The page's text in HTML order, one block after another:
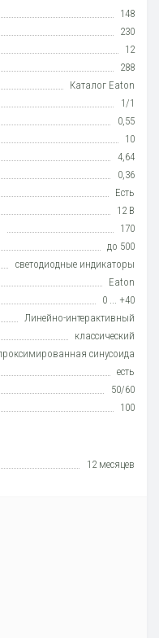
148
230
12
288
Каталог Eaton
1/1
0,55
10
4,64
0,36
Есть
12 В
170
до 500
светодиодные индикаторы
Eaton
0 ... +40
Линейно-интерактивный
класcический
синусоида
есть
50/60
100
12 месяцев